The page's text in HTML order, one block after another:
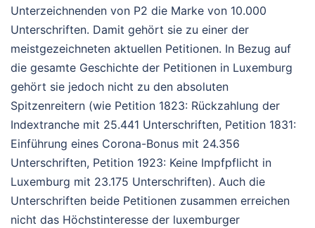
Unterzeichnenden von P2 die Marke von 10.000
Unterschriften. Damit gehört sie zu einer der
meistgezeichneten aktuellen Petitionen. In Bezug auf
die gesamte Geschichte der Petitionen in Luxemburg
gehört sie jedoch nicht zu den absoluten
Spitzenreitern (wie Petition 1823: Rückzahlung der
Indextranche mit 25.441 Unterschriften, Petition 1831:
Einführung eines Corona-Bonus mit 24.356
Unterschriften, Petition 1923: Keine Impfpflicht in
Luxemburg mit 23.175 Unterschriften). Auch die
Unterschriften beide Petitionen zusammen erreichen
nicht das Höchstinteresse der luxemburger